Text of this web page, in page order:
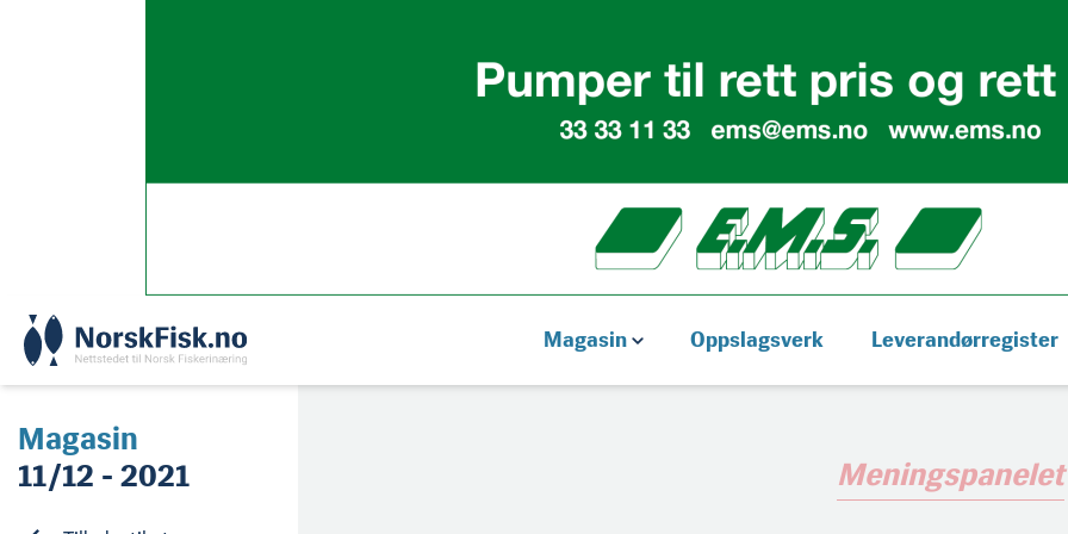
Magasin Oppslagsverk Leverandørregister
Magasin
11/12 - 2021
Meningspanelet